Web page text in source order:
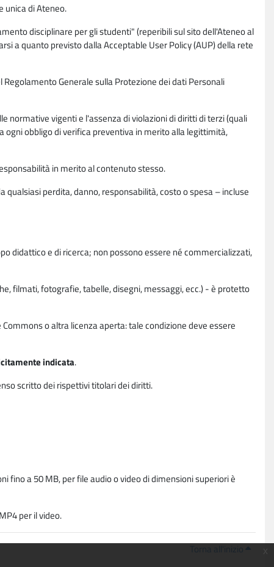
unica di Ateneo.
disciplinare per gli studenti" (reperibili sul sito dell'Ateneo al
a quanto previsto dalla Acceptable User Policy (AUP) della rete
Generale sulla Protezione dei dati Personali
normative vigenti e l'assenza di violazioni di diritti di terzi (quali
obbligo di verifica preventiva in merito alla legittimità,
in merito al contenuto stesso.
perdita, danno, responsabilità, costo o spesa – incluse
didattico e di ricerca; non possono essere né commercializzati,
filmati, fotografie, tabelle, disegni, messaggi, ecc.) - è protetto
o altra licenza aperta: tale condizione deve essere
indicata.
scritto dei rispettivi titolari dei diritti.
a 50 MB, per file audio o video di dimensioni superiori è
per il video.
Torna all'inizio